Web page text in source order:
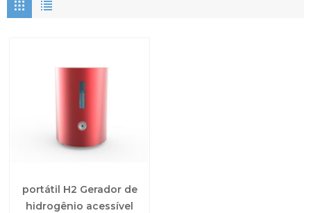
portátil H2 Gerador de
hidrogênio acessível